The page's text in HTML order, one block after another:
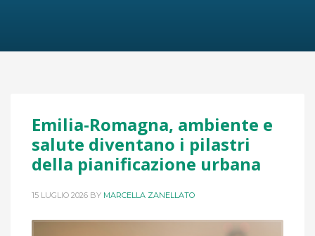
Emilia-Romagna, ambiente e
salute diventano i pilastri
della pianificazione urbana
15 LUGLIO 2026 BY MARCELLA ZANELLATO